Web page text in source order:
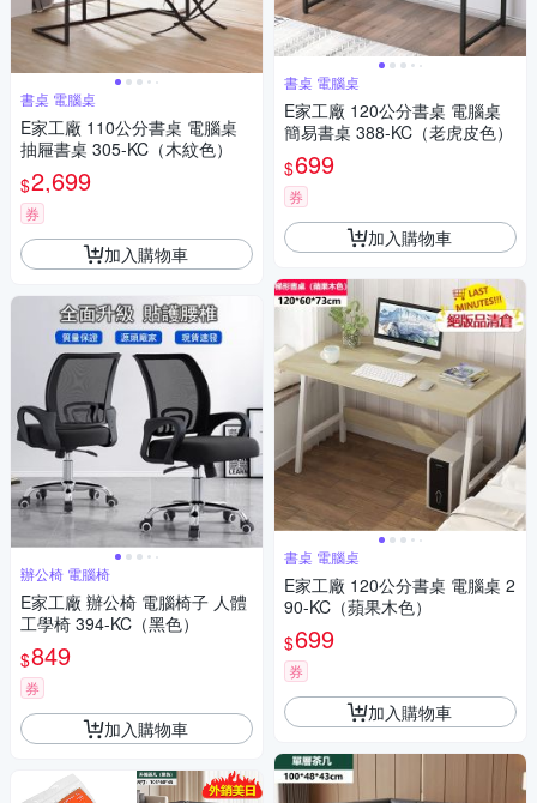
書桌 電腦桌
E家工廠 110公分書桌 電腦桌
抽屜書桌 305-KC（木紋色）
$2,699
券
加入購物車
辦公椅 電腦椅
E家工廠 辦公椅 電腦椅子 人體
工學椅 394-KC（黑色）
$849
券
加入購物車
書桌 電腦桌
E家工廠 120公分書桌 電腦桌
簡易書桌 388-KC（老虎皮色）
$699
券
加入購物車
書桌 電腦桌
E家工廠 120公分書桌 電腦桌 2
90-KC（蘋果木色）
$699
券
加入購物車